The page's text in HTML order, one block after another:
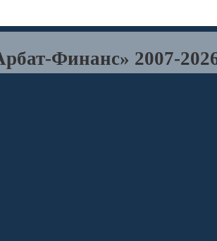
Финанс» 2007-